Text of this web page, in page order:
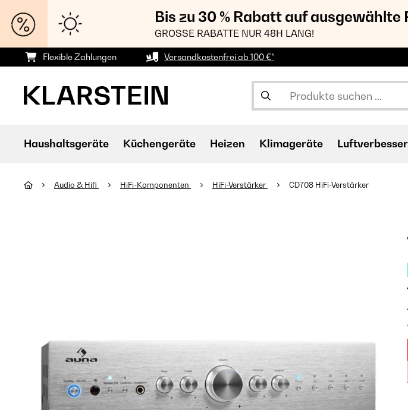
Bis zu 30 % Rabatt auf ausgewählte
GROSSE RABATTE NUR 48H LANG!
Flexible Zahlungen Versandkostenfrei ab 100 €*
Haushaltsgeräte Küchengeräte Heizen Klimageräte
Audio & Hifi HiFi-Komponenten HiFi-Verstärker CD708 HiFi-Verstärker